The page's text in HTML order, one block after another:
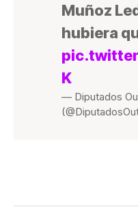
Muñoz
hubiera
K
— Diputados